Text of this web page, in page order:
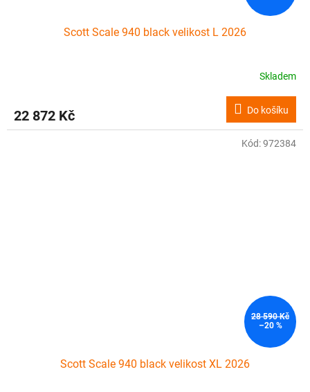
Scott Scale 940 black velikost L 2026
Skladem
22 872 Kč Do košíku
28 590 Kč
–20 %
Scott Scale 940 black velikost XL 2026
Kód:972384